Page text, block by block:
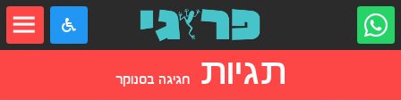
תגיותחגיגה בסנוקר